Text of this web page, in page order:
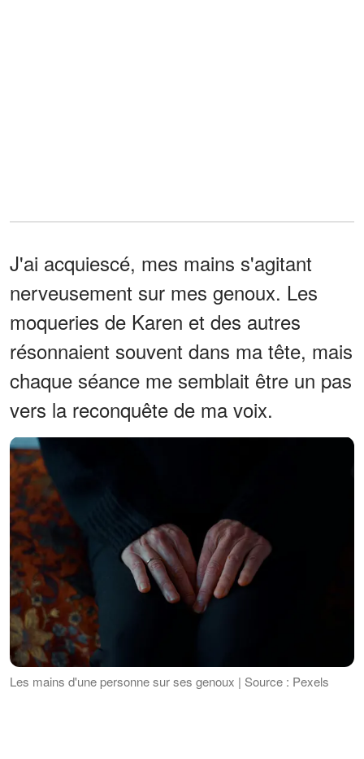
J'ai acquiescé, mes mains s'agitant
nerveusement sur mes genoux. Les
moqueries de Karen et des autres
résonnaient souvent dans ma tête, mais
chaque séance me semblait être un pas
vers la reconquête de ma voix.
Les mains d'une personne sur ses genoux | Source : Pexels